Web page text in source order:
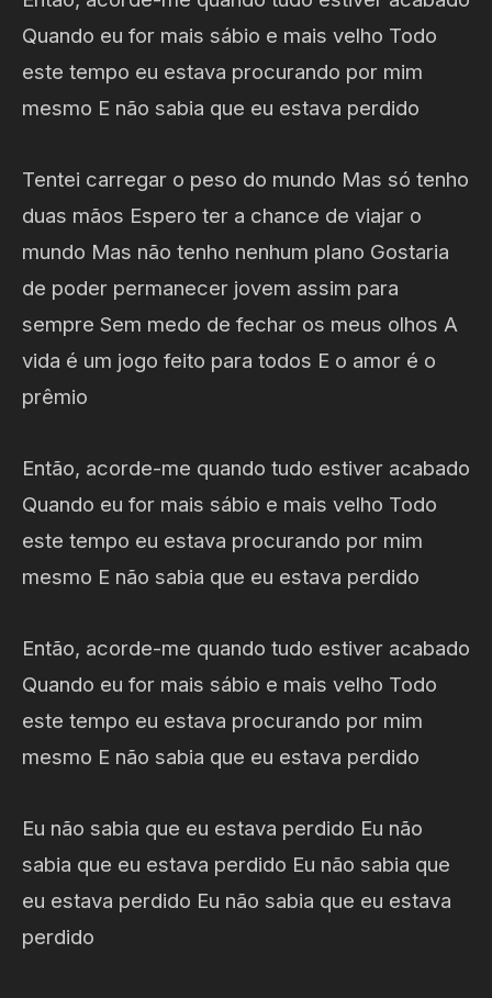
Quando eu for mais sábio e mais velho Todo
este tempo eu estava procurando por mim
mesmo E não sabia que eu estava perdido
Tentei carregar o peso do mundo Mas só tenho
duas mãos Espero ter a chance de viajar o
mundo Mas não tenho nenhum plano Gostaria
de poder permanecer jovem assim para
sempre Sem medo de fechar os meus olhos A
vida é um jogo feito para todos E o amor é o
prêmio
Então, acorde-me quando tudo estiver acabado
Quando eu for mais sábio e mais velho Todo
este tempo eu estava procurando por mim
mesmo E não sabia que eu estava perdido
Então, acorde-me quando tudo estiver acabado
Quando eu for mais sábio e mais velho Todo
este tempo eu estava procurando por mim
mesmo E não sabia que eu estava perdido
Eu não sabia que eu estava perdido Eu não
sabia que eu estava perdido Eu não sabia que
eu estava perdido Eu não sabia que eu estava
perdido